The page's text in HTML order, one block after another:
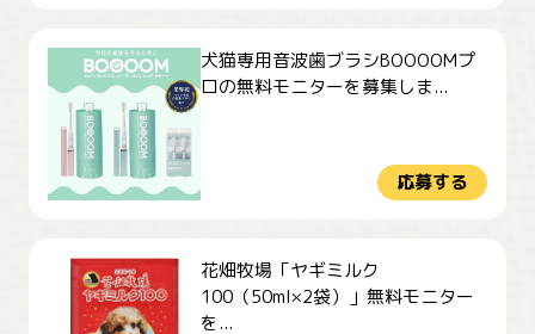
犬猫専用音波歯ブラシBOOOOMプ
ロの無料モニターを募集しま...
応募する
花畑牧場「ヤギミルク
100（50ml×2袋）」無料モニター
を...